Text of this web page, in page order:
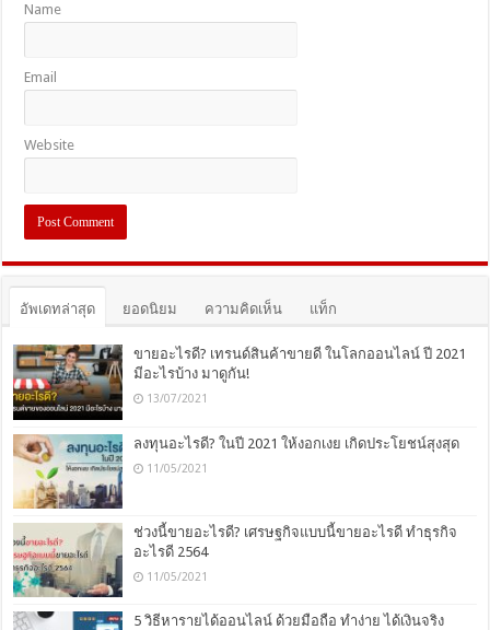
Name
Email
Website
อัพเดทล่าสุด ยอดนิยม ความคิดเห็น แท็ก
ขายอะไรดี? เทรนด์สินค้าขายดี ในโลกออนไลน์ ปี 2021
มีอะไรบ้าง มาดูกัน!
13/07/2021
ลงทุนอะไรดี? ในปี 2021 ให้งอกเงย เกิดประโยชน์สุงสุด
11/05/2021
ช่วงนี้ขายอะไรดี? เศรษฐกิจแบบนี้ขายอะไรดี ทำธุรกิจ
อะไรดี 2564
11/05/2021
5 วิธีหารายได้ออนไลน์ ด้วยมือถือ ทำง่าย ได้เงินจริง